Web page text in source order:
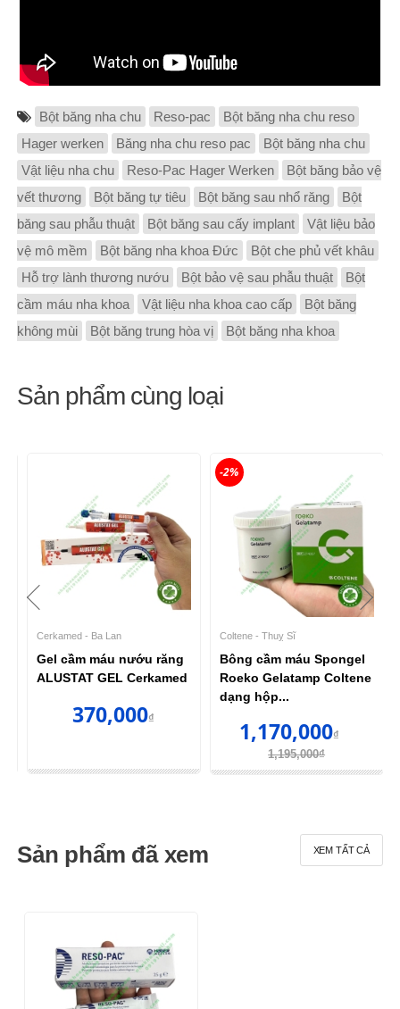
Bột băng nha chu Reso-pac
Bột băng nha chu reso
Hager werken
Băng nha chu reso pac
Bột băng nha chu
Vật liệu nha chu
Reso-Pac Hager Werken
Bột băng bảo vệ
vết thương
Bột băng tự tiêu Bột băng sau nhổ răng
Bột
băng sau phẫu thuật
Bột băng sau cấy implant
Vật liệu bảo
vệ mô mềm
Bột băng nha khoa Đức
Bột che phủ vết khâu
Hỗ trợ lành thương nướu
Bột bảo vệ sau phẫu thuật
Bột
cầm máu nha khoa
Vật liệu nha khoa cao cấp
Bột băng
không mùi
Bột băng trung hòa vị Bột băng nha khoa
Sản phẩm cùng loại
Cerkamed - Ba Lan
Gel cầm máu nướu răng
ALUSTAT GEL Cerkamed
370,000₫
Coltene - Thuỵ Sĩ
Bông cầm máu Spongel
Roeko Gelatamp Coltene
dạng hộp...
1,170,000₫
1,195,000₫
-2%
Sản phẩm đã xem XEM TẤT CẢ